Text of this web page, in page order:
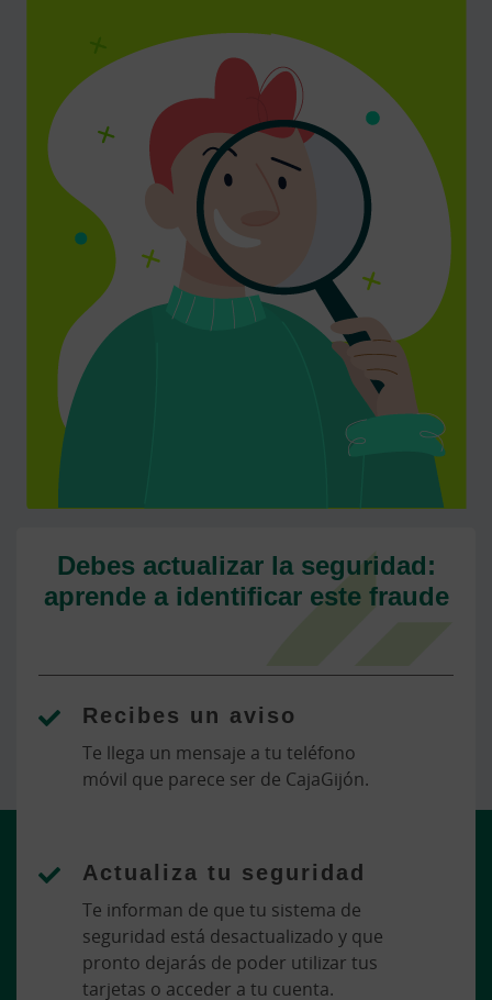
Debes actualizar la seguridad:
aprende a identificar este fraude
Recibes un aviso
Te llega un mensaje a tu teléfono
móvil que parece ser de CajaGijón.
Actualiza tu seguridad
Te informan de que tu sistema de
seguridad está desactualizado y que
pronto dejarás de poder utilizar tus
tarjetas o acceder a tu cuenta.